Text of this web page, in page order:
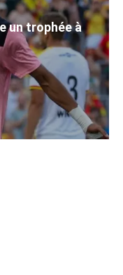
un trophée à